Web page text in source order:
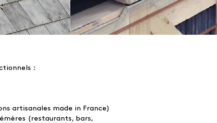
:
artisanales made in France)
(restaurants, bars,